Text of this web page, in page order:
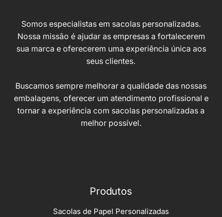
Somos especialistas em sacolas personalizadas.
Nossa missão é ajudar as empresas a fortalecerem
sua marca e oferecerem uma experiência única aos
seus clientes.
Buscamos sempre melhorar a qualidade das nossas
embalagens, oferecer um atendimento profissional e
tornar a experiência com sacolas personalizadas a
melhor possível.
Produtos
Sacolas de Papel Personalizadas